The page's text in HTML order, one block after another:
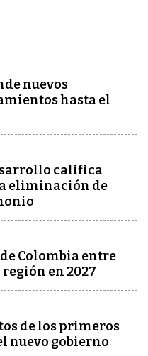
nuevos
hasta el
califica
eliminación de
Colombia entre
región en 2027
de los primeros
nuevo gobierno